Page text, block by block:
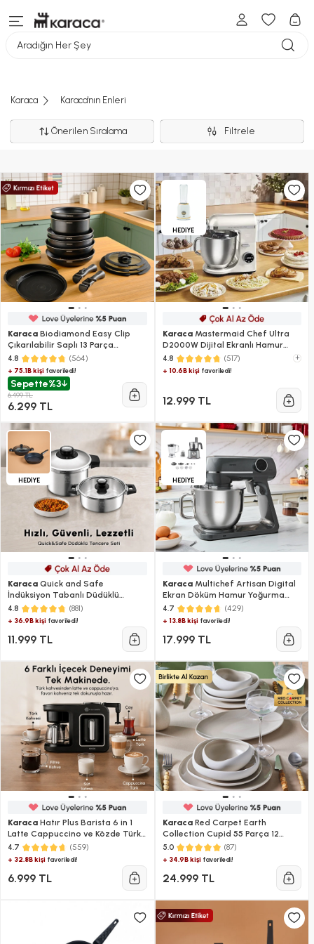
Aradığın Her Şey
Karaca Karaca'nın Enleri
Önerilen Sıralama Filtrele
Karaca Biodiamond Easy Clip
Çıkarılabilir Saplı 13 Parça
Tencere ve Tava Seti
4.8 (564)
+ 75.1B kişi favoriledi!
Sepette%3
6.499 TL
6.299 TL
HEDİYE
KaracaMastermaid Chef Ultra
D2000W Dijital Ekranlı Hamur
Yoğurma Makinesi Starlight 7L
4.8 (517)
+
+ 10.6B kişifavoriledi!
12.999 TL
HEDİYE
Karaca Quick and Safe
İndüksiyon Tabanlı Düdüklü
Tencere Seti 4+6 Lt
4.8 (881)
+ 36.9B kişi favoriledi!
11.999 TL
HEDİYE
KaracaMultichef Artisan Digital
Ekran Döküm Hamur Yoğurma
Makinesi Antrasit 1800W 7L
4.7 (429)
+ 13.8B kişifavoriledi!
17.999 TL
Karaca Hatır Plus Barista 6 in 1
Latte Cappuccino ve Közde Türk
Kahve Makinesi Black Silver
4.7 (559)
+ 32.8B kişi favoriledi!
6.999 TL
KaracaRed Carpet Earth
Collection Cupid 55 Parça 12
Kişilik Yemek Takımı
5.0 (87)
+ 34.9B kişifavoriledi!
24.999 TL